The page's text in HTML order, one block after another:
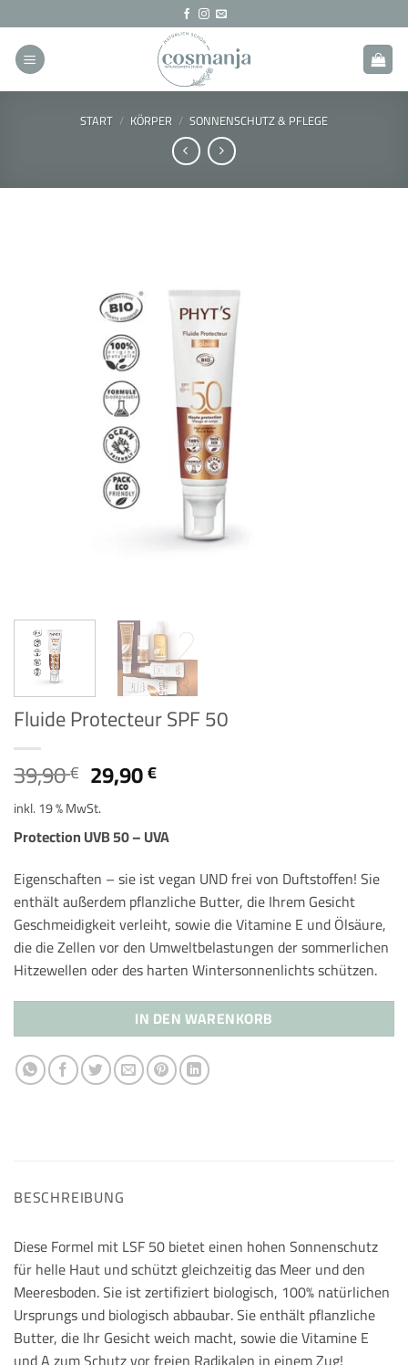
Inhalt
springen
START / KÖRPER / SONNENSCHUTZ & PFLEGE
Fluide Protecteur SPF 50
39,90€ Ursprünglicher
Preis
war:
39,90 €
29,90€Aktueller
29,90 €.
inkl. 19 % MwSt.
Protection UVB 50 – UVA
Eigenschaften – sie ist vegan UND frei von Duftstoffen! Sie
enthält außerdem pflanzliche Butter, die Ihrem Gesicht
Geschmeidigkeit verleiht, sowie die Vitamine E und Ölsäure,
die die Zellen vor den Umweltbelastungen der sommerlichen
Hitzewellen oder des harten Wintersonnenlichts schützen.
IN DEN WARENKORB
BESCHREIBUNG
Diese Formel mit LSF 50 bietet einen hohen Sonnenschutz
für helle Haut und schützt gleichzeitig das Meer und den
Meeresboden. Sie ist zertifiziert biologisch, 100% natürlichen
Ursprungs und biologisch abbaubar. Sie enthält pflanzliche
Butter, die Ihr Gesicht weich macht, sowie die Vitamine E